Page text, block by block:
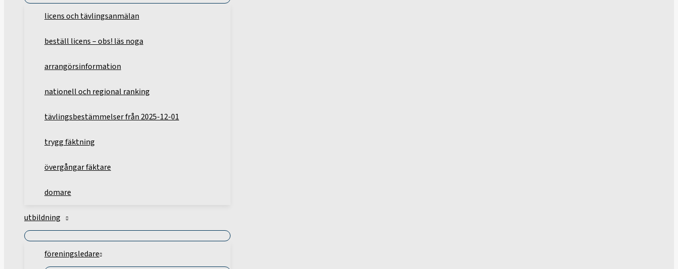
licens och tävlingsanmälan
beställ licens – obs! läs noga
arrangörsinformation
nationell och regional ranking
tävlingsbestämmelser från 2025-12-01
trygg fäktning
övergångar fäktare
domare
utbildning
föreningsledare